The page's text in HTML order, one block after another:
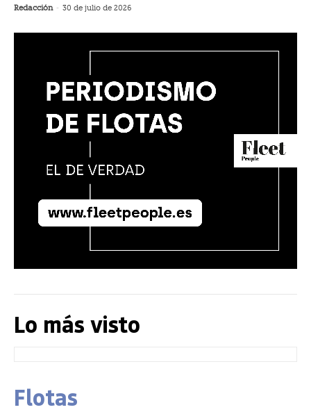
Redacción - 30 de julio de 2026
Lo más visto
Flotas